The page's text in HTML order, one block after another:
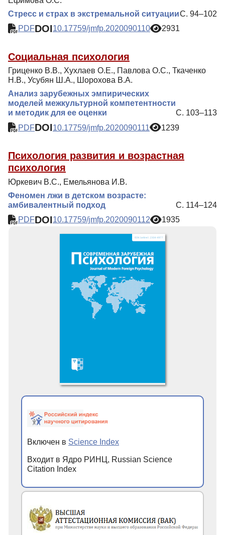
Стресс и страх в экстремальной ситуацииС. 94–102
PDFDOI10.17759/jmfp.2020090110 2931
Социальная психология
Гриценко В.В., Хухлаев О.Е., Павлова О.С., Ткаченко
Н.В., Усубян Ш.А., Шорохова В.А.
Анализ зарубежных эмпирических
моделей межкультурной компетентности
и методик для ее оценки
С. 103–113
PDFDOI10.17759/jmfp.2020090111 1239
Психология развития и возрастная
психология
Юркевич В.С., Емельянова И.В.
Феномен лжи в детском возрасте:
амбивалентный подход
С. 114–124
PDFDOI10.17759/jmfp.2020090112 1935
Включен в Science Index
Входит в Ядро РИНЦ, Russian Science
Citation Index